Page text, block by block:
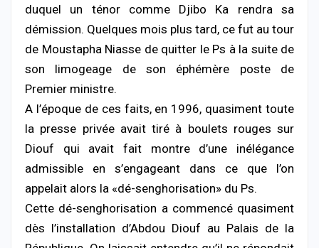
duquel un ténor comme Djibo Ka rendra sa
démission. Quelques mois plus tard, ce fut au tour
de Moustapha Niasse de quitter le Ps à la suite de
son limogeage de son éphémère poste de
Premier ministre.
A l’époque de ces faits, en 1996, quasiment toute
la presse privée avait tiré à boulets rouges sur
Diouf qui avait fait montre d’une inélégance
admissible en s’engageant dans ce que l’on
appelait alors la «dé-senghorisation» du Ps.
Cette dé-senghorisation a commencé quasiment
dès l’installation d’Abdou Diouf au Palais de la